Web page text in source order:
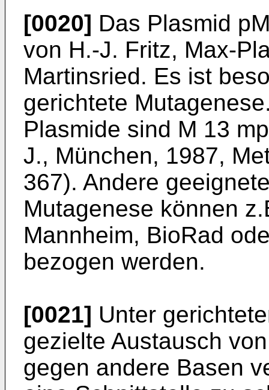
[0020] Das Plasmid
von H.-J. Fritz, Max-­
Martinsried. Es ist
gerichtete
Plasmide sind M 13
J., München, 1987,
367). Andere
Muta­genese können
Mannheim, BioRad
bezogen werden.
[0021] Unter
gezielte Austausch
gegen andere Basen